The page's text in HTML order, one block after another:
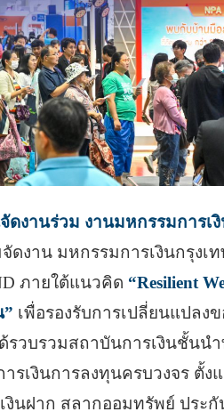
งานร่วม งานมหกรรมการเ
ดงาน มหกรรมการเงินกรุงเ
ภายใต้แนวคิด “Resilient
เพื่อรองรับการเปลี่ยนแปลงข
รวบรวมสถาบันการเงินชั้นน
รเงินการลงทุนครบวงจร ตั้ง
งินฝาก สลากออมทรัพย์ ประ